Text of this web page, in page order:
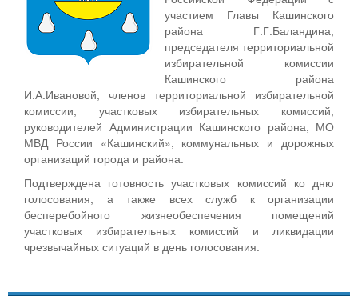
участием Главы Кашинского
района Г.Г.Баландина,
председателя территориальной
избирательной комиссии
Кашинского района
И.А.Ивановой, членов территориальной избирательной
комиссии, участковых избирательных комиссий,
руководителей Администрации Кашинского района, МО
МВД России «Кашинский», коммунальных и дорожных
организаций города и района.
Подтверждена готовность участковых комиссий ко дню
голосования, а также всех служб к организации
бесперебойного жизнеобеспечения помещений
участковых избирательных комиссий и ликвидации
чрезвычайных ситуаций в день голосования.